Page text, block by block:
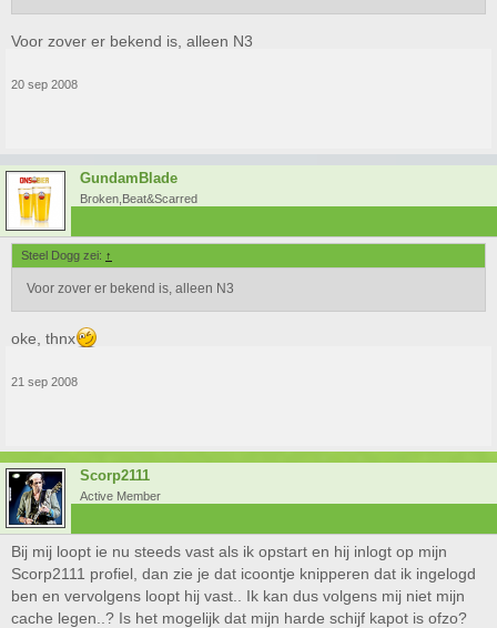
Voor zover er bekend is, alleen N3
20 sep 2008
GundamBlade
Broken,Beat&Scarred
Steel Dogg zei: ↑
Voor zover er bekend is, alleen N3
oke, thnx
21 sep 2008
Scorp2111
Active Member
Bij mij loopt ie nu steeds vast als ik opstart en hij inlogt op mijn
Scorp2111 profiel, dan zie je dat icoontje knipperen dat ik ingelogd
ben en vervolgens loopt hij vast.. Ik kan dus volgens mij niet mijn
cache legen..? Is het mogelijk dat mijn harde schijf kapot is ofzo?